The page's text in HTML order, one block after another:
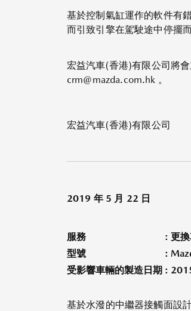
基於控制氣缸運作的軟件有
而引致引擎在駕駛途中停擺
宏益汽車(香港)有限公司將
crm@mazda.com.hk 。
宏益汽車(香港)有限公司
2019 年 5 月 22 日
服務
: 更
型號
:
受影響車輛的製造日期 :
基於水潑的中繼器接觸面設